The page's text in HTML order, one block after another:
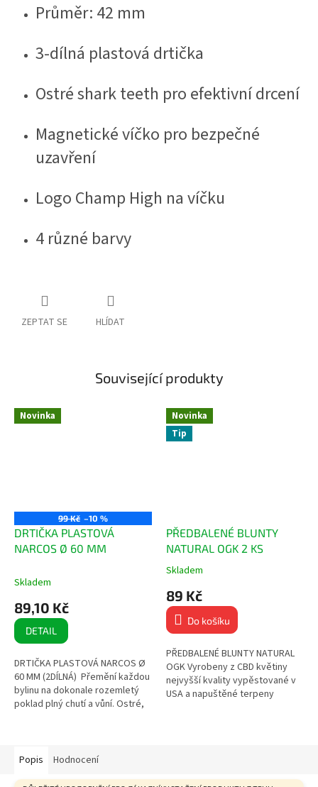
Průměr: 42 mm
3-dílná plastová drtička
Ostré shark teeth pro efektivní drcení
Magnetické víčko pro bezpečné
uzavření
Logo Champ High na víčku
4 různé barvy
ZEPTAT SE HLÍDAT
Související produkty
Novinka
99 Kč –10 %
DRTIČKA PLASTOVÁ
NARCOS Ø 60 MM
Skladem
89,10 Kč
DETAIL
DRTIČKA PLASTOVÁ NARCOS Ø
60 MM (2DÍLNÁ) Přemění každou
bylinu na dokonale rozemletý
poklad plný chutí a vůní. Ostré,
Novinka
Tip
PŘEDBALENÉ BLUNTY
NATURAL OGK 2 KS
Průměrné
produktu
je
5,0
5
hvězdiček.
Skladem
89 Kč
Do košíku
PŘEDBALENÉ BLUNTY NATURAL
OGK Vyrobeny z CBD květiny
nejvyšší kvality vypěstované v
USA a napuštěné terpeny
Popis Hodnocení